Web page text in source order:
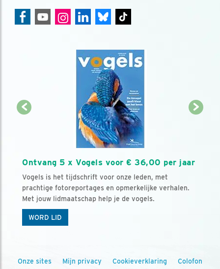
Ontvang 5 x Vogels voor € 36,00 per jaar
Vogels is het tijdschrift voor onze leden, met
prachtige fotoreportages en opmerkelijke verhalen.
Met jouw lidmaatschap help je de vogels.
WORD LID
Onze sites Mijn privacy Cookieverklaring Colofon